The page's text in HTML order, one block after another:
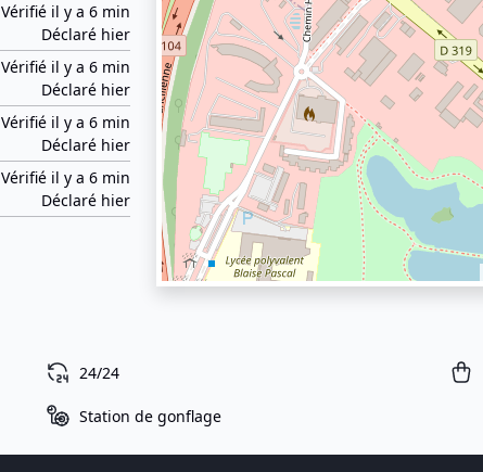
Vérifié il y a 6 min
Déclaré hier
Vérifié il y a 6 min
Déclaré hier
Vérifié il y a 6 min
Déclaré hier
Vérifié il y a 6 min
Déclaré hier
24/24
Station de gonflage